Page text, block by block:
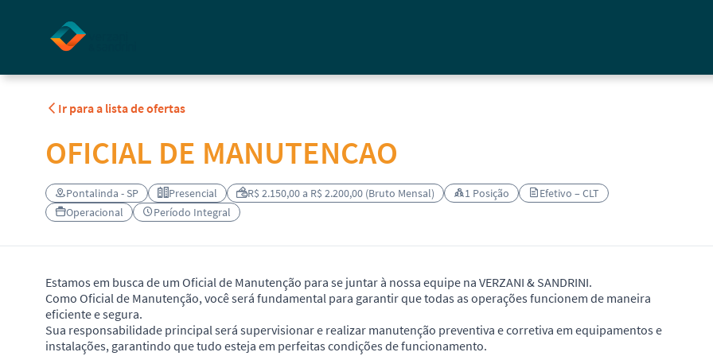
Ir para a lista de ofertas
OFICIAL DE MANUTENCAO
Pontalinda - SP Presencial R$ 2.150,00 a R$ 2.200,00 (Bruto Mensal) 1 Posição
Efetivo – CLT
Operacional
Período Integral
Estamos em busca de um Oficial de Manutenção para se juntar à nossa equipe na VERZANI & SANDRINI.
Como Oficial de Manutenção, você será fundamental para garantir que todas as operações funcionem de maneira
eficiente e segura.
Sua responsabilidade principal será supervisionar e realizar manutenção preventiva e corretiva em equipamentos e
instalações, garantindo que tudo esteja em perfeitas condições de funcionamento.